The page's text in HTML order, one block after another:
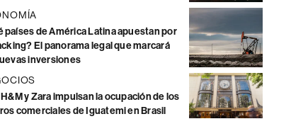
países de América Latina apuestan por
El panorama legal que marcará
inversiones
H&M y Zara impulsan la ocupación de los
comerciales de Iguatemi en Brasil